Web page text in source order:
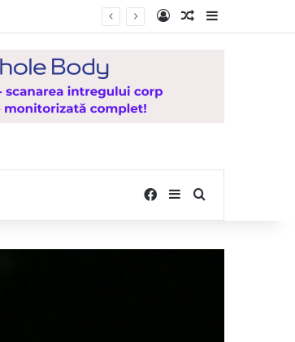
Log InRandom Article
Facebook
SidebarSearch for